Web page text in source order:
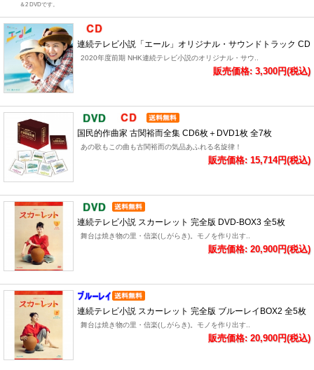
＆2 DVDです。
連続テレビ小説「エール」オリジナル・サウンドトラック CD
2020年度前期 NHK連続テレビ小説のオリジナル・サウ..
販売価格: 3,300円(税込)
国民的作曲家 古関裕而全集 CD6枚＋DVD1枚 全7枚
あの歌もこの曲も古関裕而の気品あふれる名旋律！
販売価格: 15,714円(税込)
連続テレビ小説 スカーレット 完全版 DVD-BOX3 全5枚
舞台は焼き物の里・信楽(しがらき)。モノを作り出す..
販売価格: 20,900円(税込)
連続テレビ小説 スカーレット 完全版 ブルーレイBOX2 全5枚
舞台は焼き物の里・信楽(しがらき)。モノを作り出す..
販売価格: 20,900円(税込)